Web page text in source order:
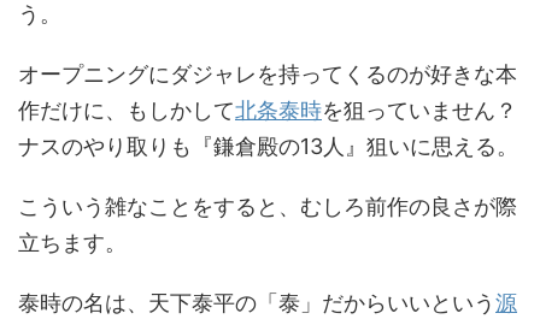
う。
オープニングにダジャレを持ってくるのが好きな本
作だけに、もしかして北条泰時を狙っていません？
ナスのやり取りも『鎌倉殿の13人』狙いに思える。
こういう雑なことをすると、むしろ前作の良さが際
立ちます。
泰時の名は、天下泰平の「泰」だからいいという源